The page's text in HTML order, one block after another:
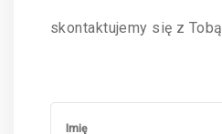
skontaktujemy się z Tobą
Imię